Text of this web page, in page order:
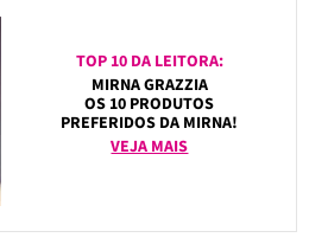
TOP 10 DA LEITORA:
MIRNA GRAZZIA
OS 10 PRODUTOS
PREFERIDOS DA MIRNA!
VEJA MAIS